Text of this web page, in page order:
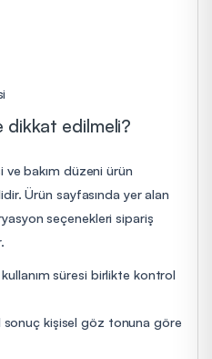
dikkat edilmeli?
ve bakım düzeni ürün
Ürün sayfasında yer alan
seçenekleri sipariş
süresi birlikte kontrol
sonuç kişisel göz tonuna göre